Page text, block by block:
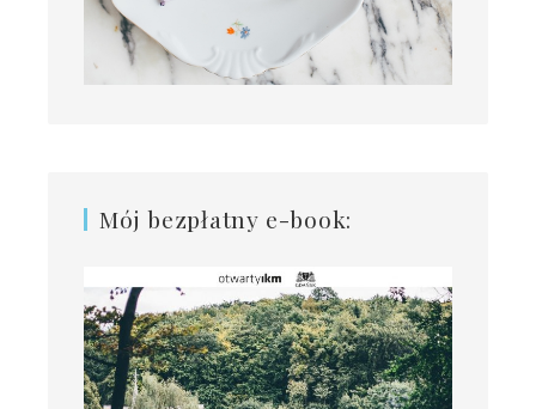
Mój bezpłatny e-book: